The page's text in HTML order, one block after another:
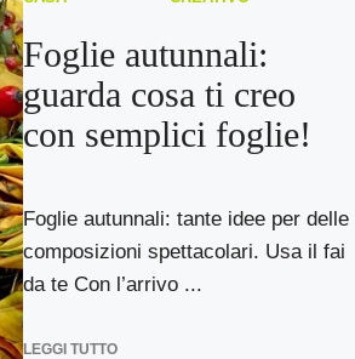
Foglie autunnali:
guarda cosa ti creo
con semplici foglie!
Foglie autunnali: tante idee per delle
composizioni spettacolari. Usa il fai
da te Con l’arrivo ...
LEGGI TUTTO